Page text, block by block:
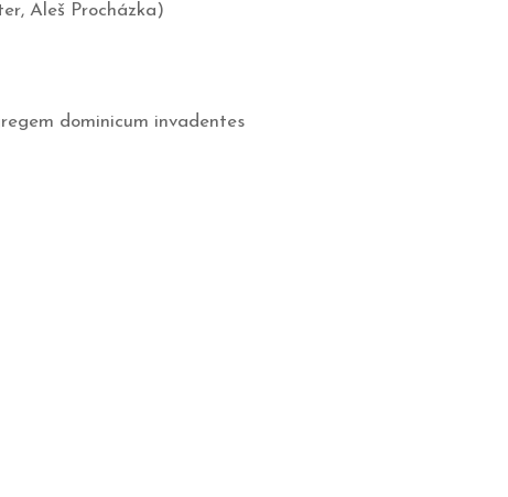
Aleš Procházka)
dominicum invadentes